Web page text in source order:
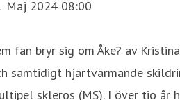
Maj 2024 08:00
fan bryr sig om Åke? av
samtidigt hjärtvärmande
skleros (MS). I över tio år